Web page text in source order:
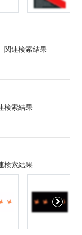
関連検索結果
検索結果
検索結果